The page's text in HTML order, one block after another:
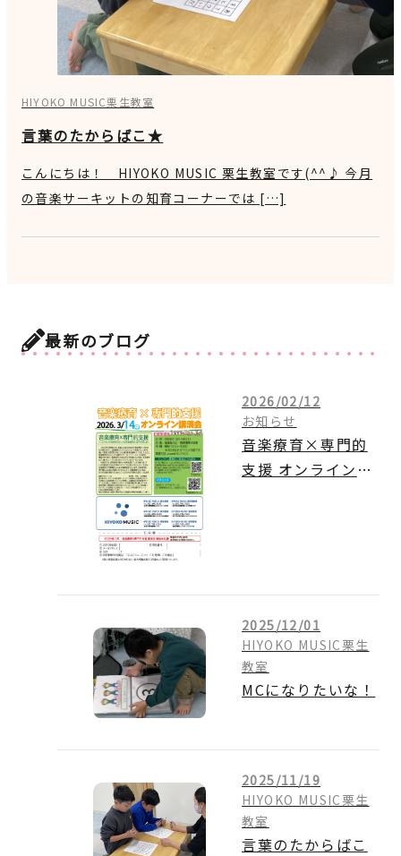
HIYOKO MUSIC栗生教室
言葉のたからばこ★
こんにちは！ HIYOKO MUSIC 栗生教室です(^^♪ 今月
の音楽サーキットの知育コーナーでは […]
最新のブログ
2026/02/12
お知らせ
音楽療育×専門的
支援 オンライン講
2025/12/01
HIYOKO MUSIC栗生
教室
MCになりたいな！
2025/11/19
HIYOKO MUSIC栗生
教室
言葉のたからばこ